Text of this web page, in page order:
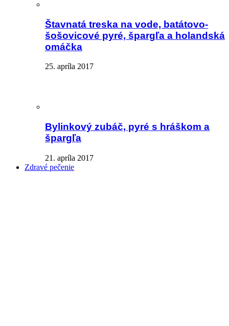
Štavnatá treska na vode, batátovo-
šošovicové pyré, špargľa a holandská
omáčka
25. apríla 2017
Bylinkový zubáč, pyré s hráškom a
špargľa
21. apríla 2017
Zdravé pečenie